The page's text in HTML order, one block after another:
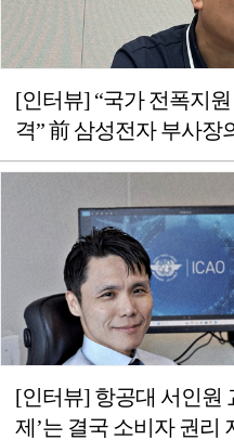
[인터뷰] “국가 전폭지
격” 前 삼성전자 부사장
[인터뷰] 항공대 서인원
제’는 결국 소비자 권리